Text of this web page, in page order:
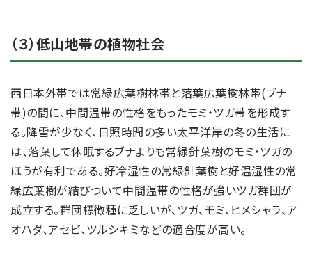
（３）低山地帯の植物社会
西日本外帯では常緑広葉樹林帯と落葉広葉樹林帯(ブナ
帯)の間に、中間温帯の性格をもったモミ・ツガ帯を形成す
る。降雪が少なく、日照時間の多い太平洋岸の冬の生活に
は、落葉して休眠するブナよりも常緑針葉樹のモミ・ツガの
ほうが有利である。好冷湿性の常緑針葉樹と好温湿性の常
緑広葉樹が結びついて中間温帯の性格が強いツガ群団が
成立する。群団標徴種に乏しいが、ツガ、モミ、ヒメシャラ、ア
オハダ、アセビ、ツルシキミなどの適合度が高い。